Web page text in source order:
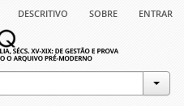
descritivo sobre entrar